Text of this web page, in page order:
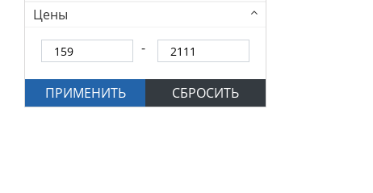
Цены
ПРИМЕНИТЬ СБРОСИТЬ